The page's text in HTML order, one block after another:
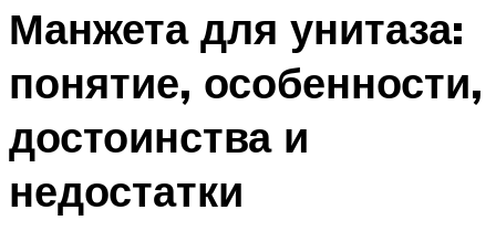
Манжета для унитаза:
понятие, особенности,
достоинства и
недостатки